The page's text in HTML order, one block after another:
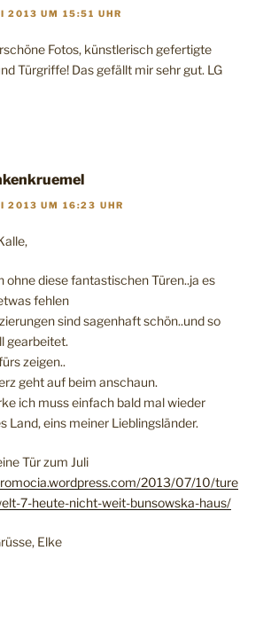
2013 UM 15:51 UHR
Fotos, künstlerisch gefertigte
Türgriffe! Das gefällt mir sehr gut. LG
2013 UM 16:23 UHR
ohne diese fantastischen Türen..ja es
fehlen
sind sagenhaft schön..und so
gearbeitet.
zeigen..
geht auf beim anschaun.
ich muss einfach bald mal wieder
Land, eins meiner Lieblingsländer.
Tür zum Juli
2013/07/10/ture
7-heute-nicht-weit-bunsowska-haus/
Elke